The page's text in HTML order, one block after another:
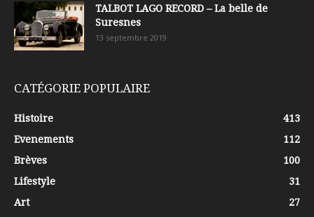
TALBOT LAGO RECORD – La belle de
Suresnes
13 septembre 2019
CATÉGORIE POPULAIRE
Histoire
413
Evenements
112
Brèves
100
Lifestyle
31
Art
27